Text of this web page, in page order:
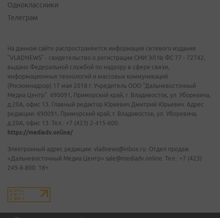
Одноклассники
Телеграм
На данном сайте распространяется информация сетевого издания
"VLADNEWS" - свидетельство о регистрации СМИ ЭЛ № ФС 77 - 72742,
выдано Федеральной службой по надзору в сфере связи,
информационных технологий и массовых коммуникаций
(Роскомнадзор) 17 мая 2018 г. Учредитель ООО "Дальневосточный
Медиа Центр". 690091, Приморский край, г. Владивосток, ул. Уборевича,
д.20А, офис 13. Главный редактор Юркевич Дмитрий Юрьевич. Адрес
редакции: 690091, Приморский край, г. Владивосток, ул. Уборевича,
д.20А, офис 13. Тел.: +7 (423) 2-415-600.
https://mediadv.online/
Электронный адрес редакции: vladnews@inbox.ru. Отдел продаж
«Дальневосточный Медиа Центр» sale@mediadv.online. Тел.: +7 (423)
249-8-800. 18+